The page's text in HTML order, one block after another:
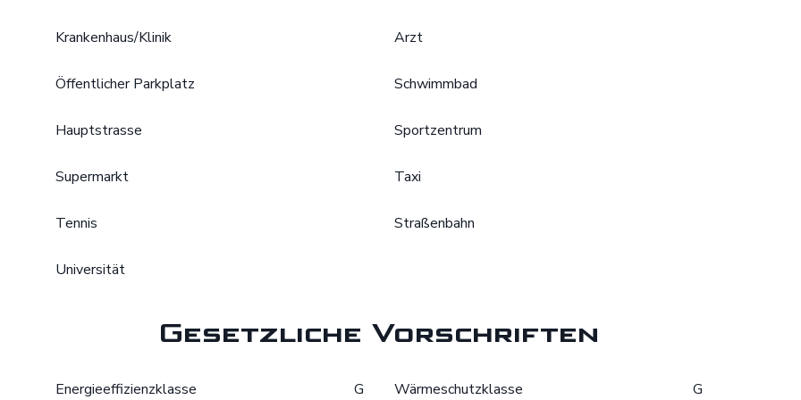
Krankenhaus/Klinik Arzt
Öffentlicher Parkplatz Schwimmbad
Hauptstrasse Sportzentrum
Supermarkt Taxi
Tennis Straßenbahn
Universität
Gesetzliche Vorschriften
Energieeffizienzklasse G Wärmeschutzklasse G